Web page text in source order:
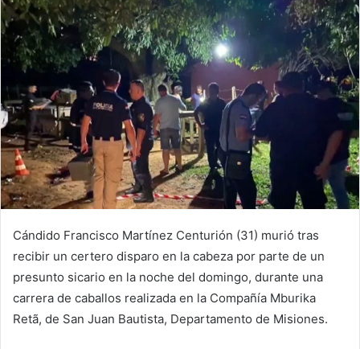
Cándido Francisco Martínez Centurión (31) murió tras
recibir un certero disparo en la cabeza por parte de un
presunto sicario en la noche del domingo, durante una
carrera de caballos realizada en la Compañía Mburika
Retã, de San Juan Bautista, Departamento de Misiones.